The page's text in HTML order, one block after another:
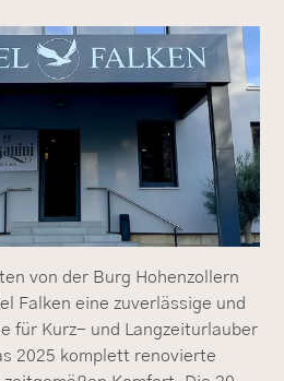
von der Burg Hohenzollern
Falken eine zuverlässige und
für Kurz- und Langzeiturlauber
2025 komplett renovierte